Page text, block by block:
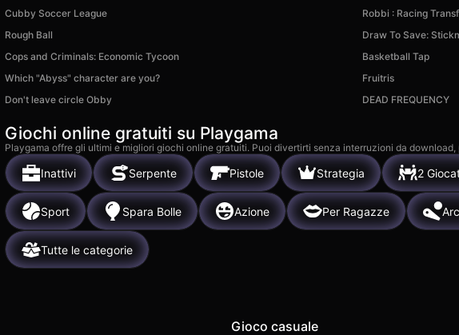
Cubby Soccer League Robbi : Racing
Rough Ball
Draw To Save:
Cops and Criminals: Economic Tycoon
Basketball Tap
Which "Abyss" character are you?
Fruitris
Don't leave circle Obby
DEAD FREQUENCY
Giochi online gratuiti su Playgama
Playgama offre gli ultimi e migliori giochi online gratuiti. Puoi divertirti senza interruzioni da
Inattivi Serpente Pistole Strategia 2
Sport Spara Bolle Azione Per Ragazze
Tutte le categorie
Gioco casuale